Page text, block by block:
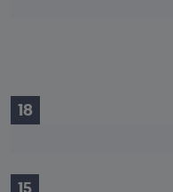
18
15